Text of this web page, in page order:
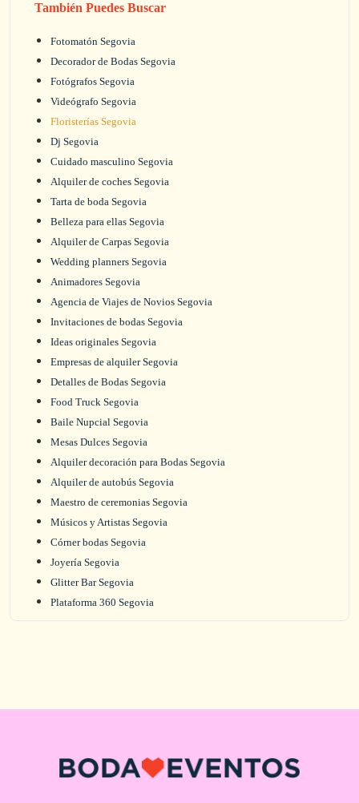
También Puedes Buscar
Fotomatón Segovia
Decorador de Bodas Segovia
Fotógrafos Segovia
Videógrafo Segovia
Floristerías Segovia
Dj Segovia
Cuidado masculino Segovia
Alquiler de coches Segovia
Tarta de boda Segovia
Belleza para ellas Segovia
Alquiler de Carpas Segovia
Wedding planners Segovia
Animadores Segovia
Agencia de Viajes de Novios Segovia
Invitaciones de bodas Segovia
Ideas originales Segovia
Empresas de alquiler Segovia
Detalles de Bodas Segovia
Food Truck Segovia
Baile Nupcial Segovia
Mesas Dulces Segovia
Alquiler decoración para Bodas Segovia
Alquiler de autobús Segovia
Maestro de ceremonias Segovia
Músicos y Artistas Segovia
Córner bodas Segovia
Joyería Segovia
Glitter Bar Segovia
Plataforma 360 Segovia